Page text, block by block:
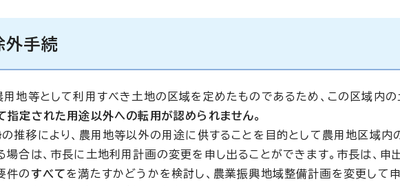
手続
地等として利用すべき土地の区域を定めたものであるため、この区域内の
定された用途以外への転用が認められません。
推移により、農用地等以外の用途に供することを目的として農用地区域内
合は、市長に土地利用計画の変更を申し出ることができます。市長は、申
件の すべてを満たすかどうかを検討し、農業振興地域整備計画を変更して